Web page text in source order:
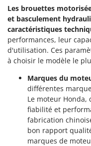
Sunseeker
T
Tecla
TecnoGen
Tellarini Pompe
Telwin
Tenco
Tineco
Titania
Tornado
Les brouettes
et basculement
caractéristiques
performances, leur
d'utilisation. Ces
à choisir le modèle le
Marques du
différentes
Le moteur
fiabilité et
fabrication
bon rapport
marques de